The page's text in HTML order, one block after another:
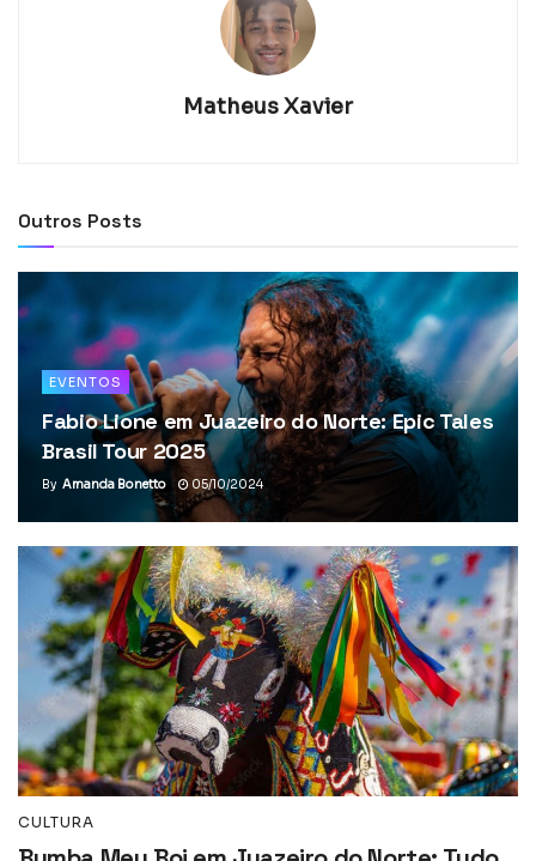
Matheus Xavier
Outros Posts
EVENTOS
Fabio Lione em Juazeiro do Norte: Epic Tales
Brasil Tour 2025
By Amanda Bonetto 05/10/2024
CULTURA